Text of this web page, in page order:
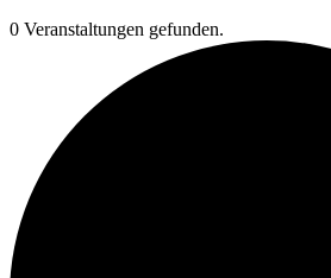
0 Veranstaltungen gefunden.